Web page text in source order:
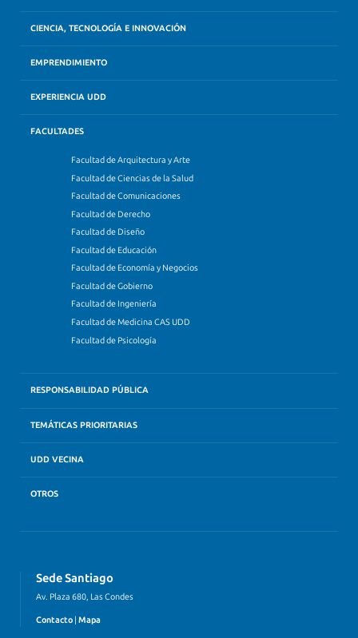
CIENCIA, TECNOLOGÍA E INNOVACIÓN
EMPRENDIMIENTO
EXPERIENCIA UDD
FACULTADES
Facultad de Arquitectura y Arte
Facultad de Ciencias de la Salud
Facultad de Comunicaciones
Facultad de Derecho
Facultad de Diseño
Facultad de Educación
Facultad de Economía y Negocios
Facultad de Gobierno
Facultad de Ingeniería
Facultad de Medicina CAS UDD
Facultad de Psicología
RESPONSABILIDAD PÚBLICA
TEMÁTICAS PRIORITARIAS
UDD VECINA
OTROS
Sede Santiago
Av. Plaza 680, Las Condes
Contacto | Mapa